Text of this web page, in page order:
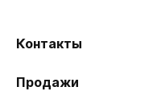
Контакты
Продажи